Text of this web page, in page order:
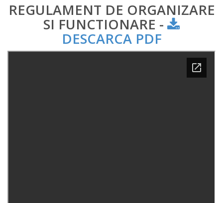
REGULAMENT DE ORGANIZARE
SI FUNCTIONARE -
DESCARCA PDF